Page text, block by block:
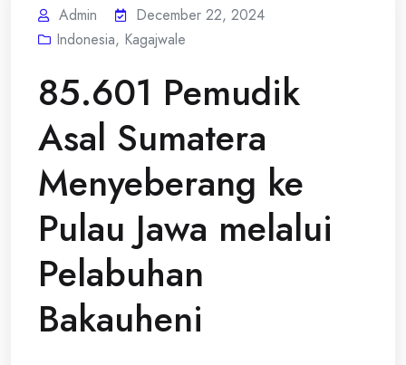
Admin
December 22, 2024
Indonesia, Kagajwale
85.601 Pemudik
Asal Sumatera
Menyeberang ke
Pulau Jawa melalui
Pelabuhan
Bakauheni